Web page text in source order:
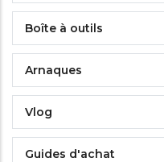
Boîte à outils
Arnaques
Vlog
Guides d'achat